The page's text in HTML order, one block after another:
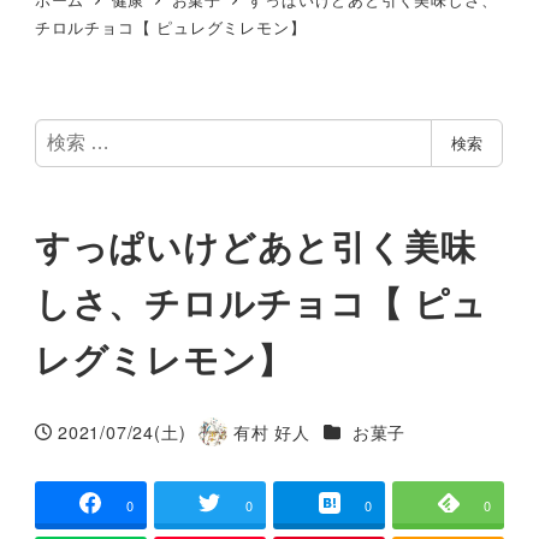
チロルチョコ【 ピュレグミレモン】
検
索
検索
すっぱいけどあと引く美味
しさ、チロルチョコ【 ピュ
レグミレモン】
投稿日
2021/07/24(土)
著
有村 好人 カテゴリー
お菓子
0 0 0 0